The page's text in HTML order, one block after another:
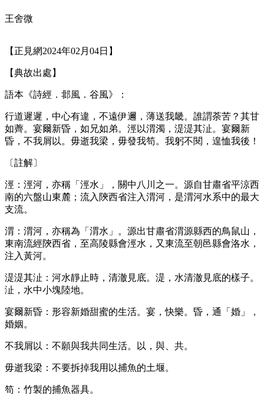
王舍微
【正見網2024年02月04日】
【典故出處】
語本《詩經．邶風．谷風》：
行道遲遲，中心有違，不遠伊邇，薄送我畿。誰謂荼苦？其甘
如薺。宴爾新昏，如兄如弟。涇以渭濁，湜湜其沚。宴爾新
昏，不我屑以。毋逝我梁，毋發我笱。我躬不閱，遑恤我後！
〔註解〕
涇：涇河，亦稱「涇水」，關中八川之一。源自甘肅省平涼西
南的六盤山東麓；流入陝西省注入渭河，是渭河水系中的最大
支流。
渭：渭河，亦稱為「渭水」。源出甘肅省渭源縣西的鳥鼠山，
東南流經陝西省，至高陵縣會涇水，又東流至朝邑縣會洛水，
注入黃河。
湜湜其沚：河水靜止時，清澈見底。湜，水清澈見底的樣子。
沚，水中小塊陸地。
宴爾新昏：形容新婚甜蜜的生活。宴，快樂。昏，通「婚」，
婚姻。
不我屑以：不願與我共同生活。以，與、共。
毋逝我梁：不要拆掉我用以捕魚的土堰。
笱：竹製的捕魚器具。